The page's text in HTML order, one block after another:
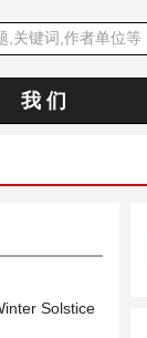
我 们
Solstice